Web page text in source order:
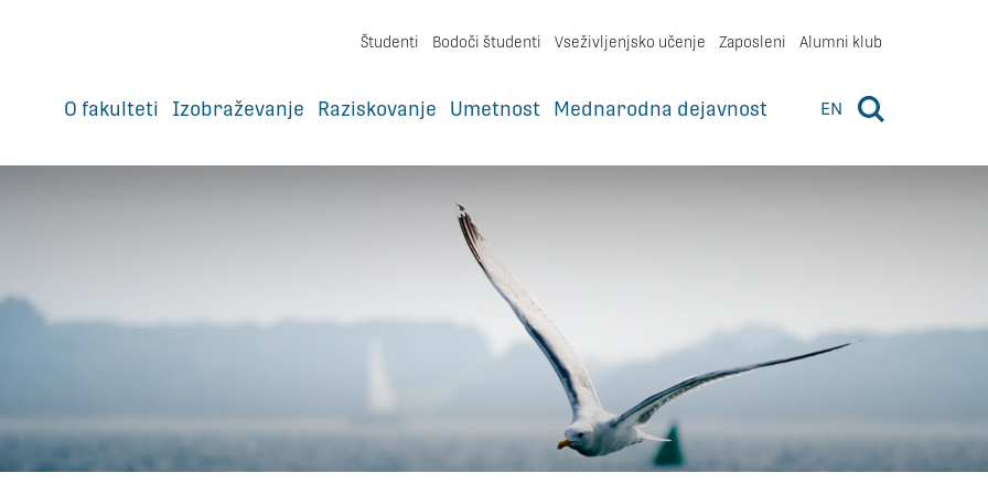
Študenti Bodoči študenti Vseživljenjsko učenje Zaposleni Alumni klub
O fakulteti Izobraževanje Raziskovanje Umetnost Mednarodna dejavnost EN